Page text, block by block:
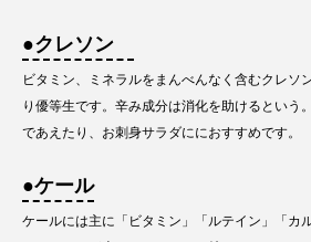
●クレソン
ビタミン、ミネラルをまんべんなく含むクレソ
り優等生です。辛み成分は消化を助けるという
であえたり、お刺身サラダににおすすめです。
●ケール
ケールには主に「ビタミン」「ルテイン」「カ